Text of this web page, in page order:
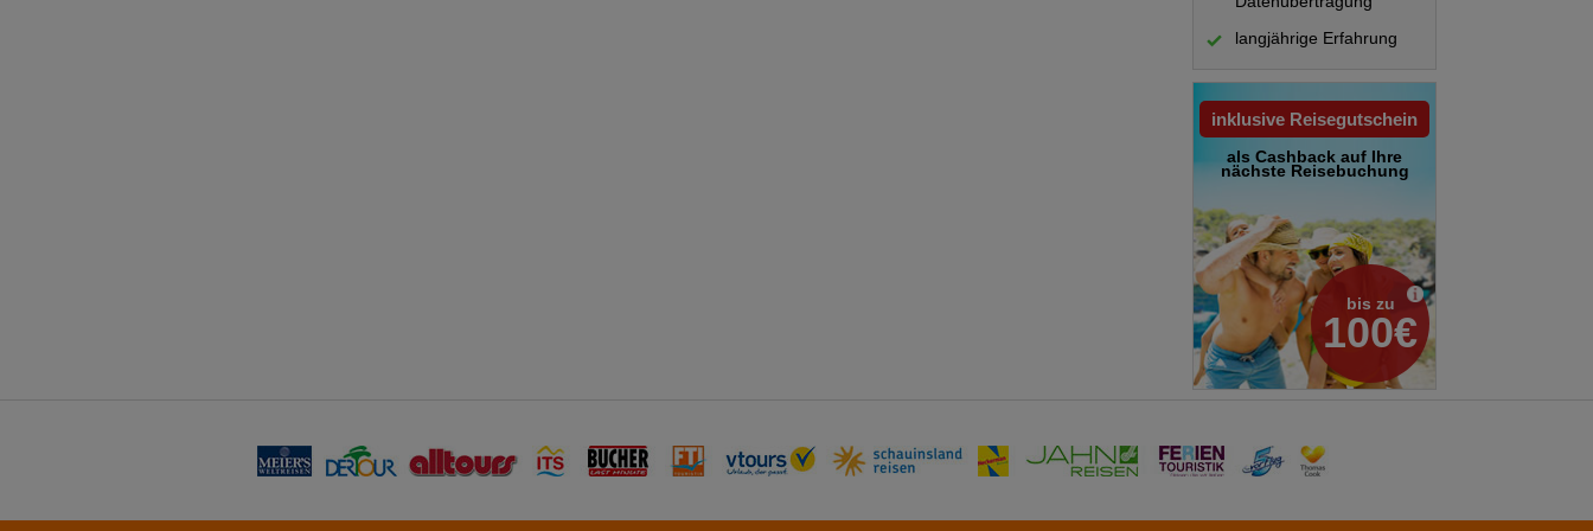
langjährige Erfahrung
inklusive Reisegutschein
als Cashback auf Ihre
nächste Reisebuchung
bis zu
100€